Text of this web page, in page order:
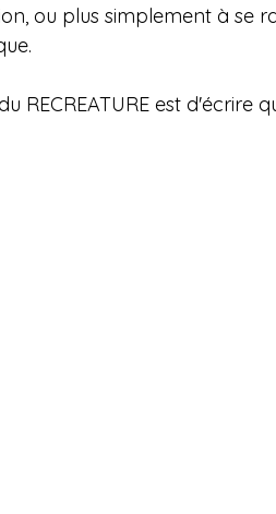
ou plus simplement à
RECREATURE est